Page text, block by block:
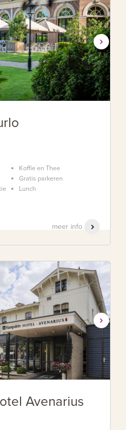
Koffie en Thee
Gratis parkeren
Lunch
meer info
Avenarius